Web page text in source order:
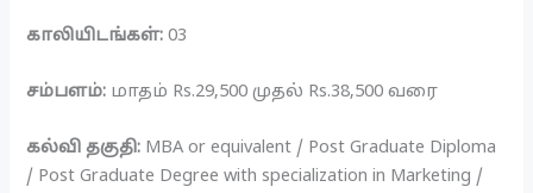
காலியிடங்கள்: 03
சம்பளம்: மாதம் Rs.29,500 முதல் Rs.38,500 வரை
கல்வி தகுதி: MBA or equivalent / Post Graduate Diploma
/ Post Graduate Degree with specialization in Marketing /